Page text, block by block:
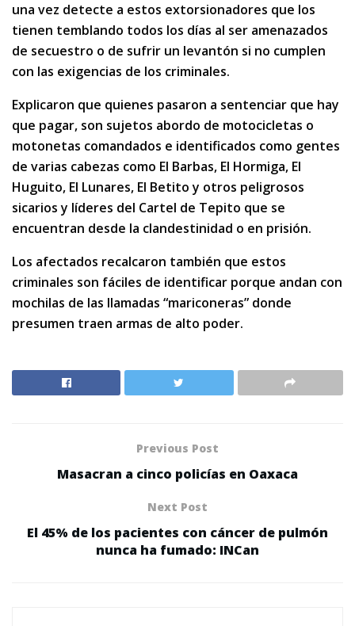
una vez detecte a estos extorsionadores que los
tienen temblando todos los días al ser amenazados
de secuestro o de sufrir un levantón si no cumplen
con las exigencias de los criminales.
Explicaron que quienes pasaron a sentenciar que hay
que pagar, son sujetos abordo de motocicletas o
motonetas comandados e identificados como gentes
de varias cabezas como El Barbas, El Hormiga, El
Huguito, El Lunares, El Betito y otros peligrosos
sicarios y líderes del Cartel de Tepito que se
encuentran desde la clandestinidad o en prisión.
Los afectados recalcaron también que estos
criminales son fáciles de identificar porque andan con
mochilas de las llamadas “mariconeras” donde
presumen traen armas de alto poder.
Previous Post
Masacran a cinco policías en Oaxaca
Next Post
El 45% de los pacientes con cáncer de pulmón
nunca ha fumado: INCan